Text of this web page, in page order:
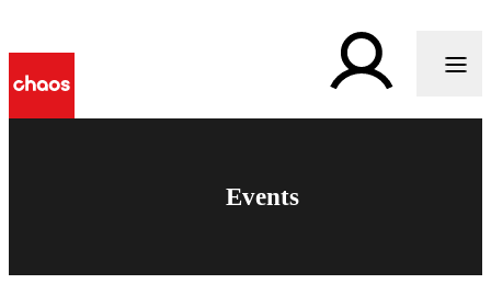
Events